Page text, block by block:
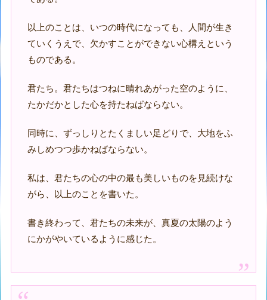
以上のことは、いつの時代になっても、人間が生き
ていくうえで、欠かすことができない心構えという
ものである。
君たち。君たちはつねに晴れあがった空のように、
たかだかとした心を持たねばならない。
同時に、ずっしりとたくましい足どりで、大地をふ
みしめつつ歩かねばならない。
私は、君たちの心の中の最も美しいものを見続けな
がら、以上のことを書いた。
書き終わって、君たちの未来が、真夏の太陽のよう
にかがやいているように感じた。